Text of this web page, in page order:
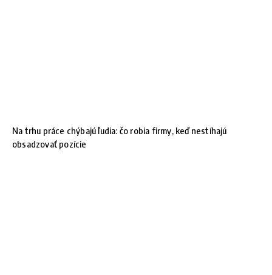
Na trhu práce chýbajú ľudia: čo robia firmy, keď nestíhajú
obsadzovať pozície